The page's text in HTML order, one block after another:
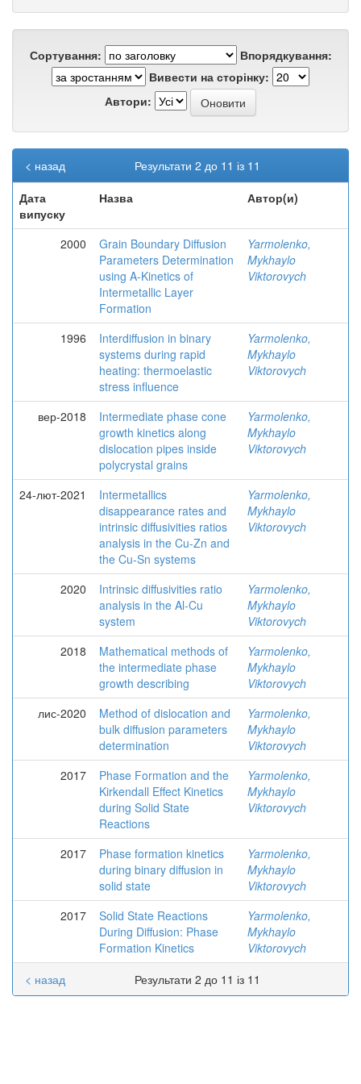
Сортування:
Впорядкування:
Вивести на сторінку:
Автори:
Результати 2 до 11 із 11
< назад
Дата
випуску
Назва Автор(и)
2000
Grain Boundary Diffusion
Parameters Determination
using A-Kinetics of
Intermetallic Layer
Formation
Yarmolenko,
Mykhaylo
Viktorovych
1996
Interdiffusion in binary
systems during rapid
heating: thermoelastic
stress influence
Yarmolenko,
Mykhaylo
Viktorovych
вер-2018
Intermediate phase cone
growth kinetics along
dislocation pipes inside
polycrystal grains
Yarmolenko,
Mykhaylo
Viktorovych
24-лют-2021
Intermetallics
disappearance rates and
intrinsic diffusivities ratios
analysis in the Cu-Zn and
the Cu-Sn systems
Yarmolenko,
Mykhaylo
Viktorovych
2020
Intrinsic diffusivities ratio
analysis in the Al-Cu
system
Yarmolenko,
Mykhaylo
Viktorovych
2018
Mathematical methods of
the intermediate phase
growth describing
Yarmolenko,
Mykhaylo
Viktorovych
лис-2020
Method of dislocation and
bulk diffusion parameters
determination
Yarmolenko,
Mykhaylo
Viktorovych
2017
Phase Formation and the
Kirkendall Effect Kinetics
during Solid State
Reactions
Yarmolenko,
Mykhaylo
Viktorovych
2017
Phase formation kinetics
during binary diffusion in
solid state
Yarmolenko,
Mykhaylo
Viktorovych
2017
Solid State Reactions
During Diffusion: Phase
Formation Kinetics
Yarmolenko,
Mykhaylo
Viktorovych
Результати 2 до 11 із 11
< назад